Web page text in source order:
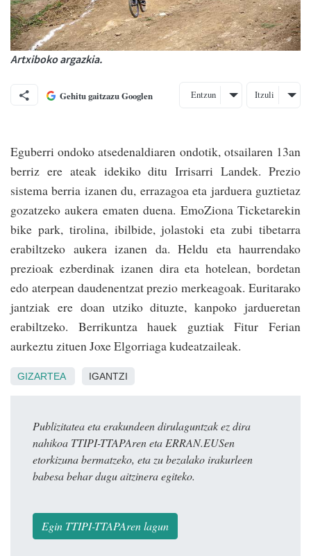
Artxiboko argazkia.
Gehitu gaitzazu Googlen Entzun Itzuli
Eguberri ondoko atsedenaldiaren ondotik, otsailaren 13an
berriz ere ateak idekiko ditu Irrisarri Landek. Prezio
sistema berria izanen du, errazagoa eta jarduera guztietaz
gozatzeko aukera ematen duena. EmoZiona Ticketarekin
bike park, tirolina, ibilbide, jolastoki eta zubi tibetarra
erabiltzeko aukera izanen da. Heldu eta haurrendako
prezioak ezberdinak izanen dira eta hotelean, bordetan
edo aterpean daudenentzat prezio merkeagoak. Euritarako
jantziak ere doan utziko dituzte, kanpoko jardueretan
erabiltzeko. Berrikuntza hauek guztiak Fitur Ferian
aurkeztu zituen Joxe Elgorriaga kudeatzaileak.
GIZARTEA IGANTZI
Publizitatea eta erakundeen dirulaguntzak ez dira
nahikoa TTIPI-TTAPAren eta ERRAN.EUSen
etorkizuna bermatzeko, eta zu bezalako irakurleen
babesa behar dugu aitzinera egiteko.
Egin TTIPI-TTAPAren lagun